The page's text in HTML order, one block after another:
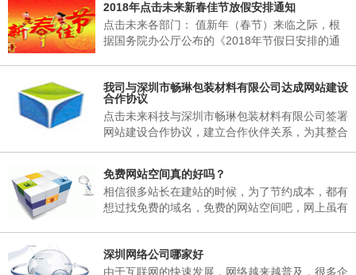
的URL，如果URL更改了，相当于重新做了一个网
站。
2018年点击未来新春佳节放假安排通知
点击未来各部门： 值新年（春节）来临之际，根
据国务院办公厅公布的《2018年节假日安排的通
下： 一、春节放假时间：为02月06日至02月25
日，02月25日(星期天)正常上班。 二、各部门接
通知后，妥善安排好值班工作，并将各部门值班表
于2018年02月06日下午17：00以前报公司办公
室。 三、各部门要...
我司与深圳市畅琳包装材料有限公司达成网站建设
合作协议
点击未来科技与深圳市畅琳包装材料有限公司签署
网站建设合作协议，建立合作伙伴关系，为其整合
免费网站空间真的好吗？
相信很多站长在建站的时候，为了节约成本，都有
想过找免费的域名，免费的网站空间吧，网上虽有
空间有哪些弊端。
深圳网络公司哪家好
由于互联网的快速发展，网络越来越普及，很多企